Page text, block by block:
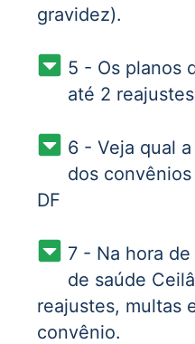
gravidez).
5 - Os planos
até 2
6 - Veja qual
dos
DF
7 - Na hora
de saúde
reajustes, multas
convênio.